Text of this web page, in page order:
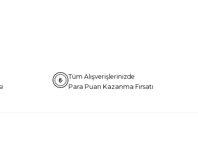
Tüm Alışverişlerinizde
Para Puan Kazanma Fırsatı